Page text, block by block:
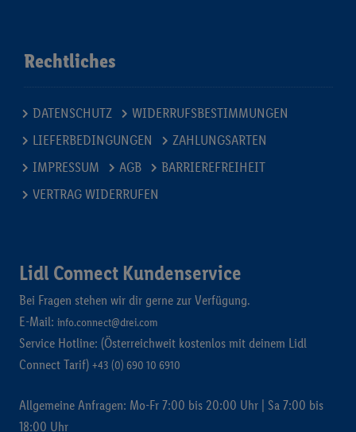
Rechtliches
DATENSCHUTZ
WIDERRUFSBESTIMMUNGEN
LIEFERBEDINGUNGEN
ZAHLUNGSARTEN
IMPRESSUM
AGB
BARRIEREFREIHEIT
VERTRAG WIDERRUFEN
Lidl Connect Kundenservice
Bei Fragen stehen wir dir gerne zur Verfügung.
E-Mail: info.connect@drei.com
Service Hotline: (Österreichweit kostenlos mit deinem Lidl
Connect Tarif) +43 (0) 690 10 6910
Allgemeine Anfragen: Mo-Fr 7:00 bis 20:00 Uhr | Sa 7:00 bis
18:00 Uhr